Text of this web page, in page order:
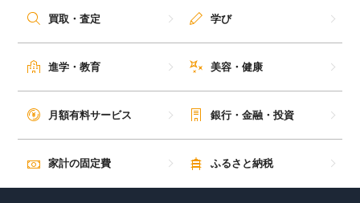
買取・査定 学び
進学・教育 美容・健康
月額有料サービス 銀行・金融・投資
家計の固定費 ふるさと納税